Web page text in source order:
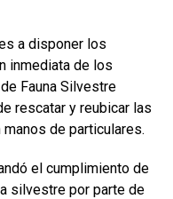
a disponer los
inmediata de los
Fauna Silvestre
rescatar y reubicar las
de particulares.
el cumplimiento de
silvestre por parte de